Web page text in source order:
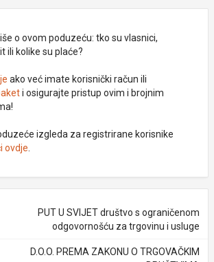
o ovom poduzeću: tko su vlasnici,
ili kolike su plaće?
ako već imate korisnički račun ili
i osigurajte pristup ovim i brojnim
izgleda za registrirane korisnike
ovdje
PUT U SVIJET društvo s ograničenom
odgovornošću za trgovinu i usluge
D.O.O. PREMA ZAKONU O TRGOVAČKIM